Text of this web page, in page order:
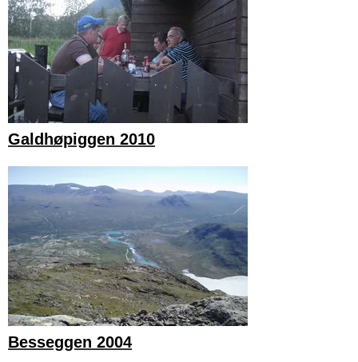
Galdhøpiggen 2010
Besseggen 2004